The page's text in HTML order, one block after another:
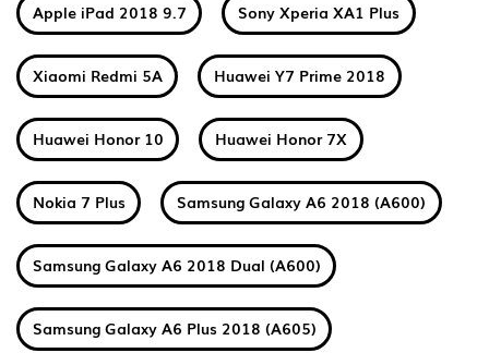
Apple iPad 2018 9.7 Sony Xperia XA1 Plus
Xiaomi Redmi 5A Huawei Y7 Prime 2018
Huawei Honor 10 Huawei Honor 7X
Nokia 7 Plus Samsung Galaxy A6 2018 (A600)
Samsung Galaxy A6 2018 Dual (A600)
Samsung Galaxy A6 Plus 2018 (A605)